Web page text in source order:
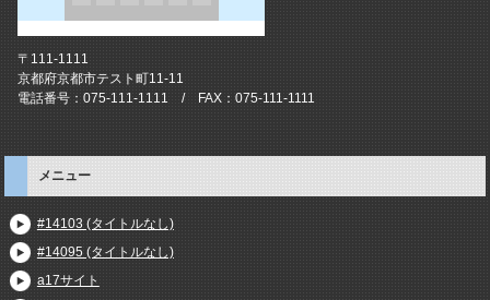
〒111-1111
京都府京都市テスト町11-11
電話番号：075-111-1111 / FAX：075-111-1111
メニュー
#14103 (タイトルなし)
#14095 (タイトルなし)
a17サイト